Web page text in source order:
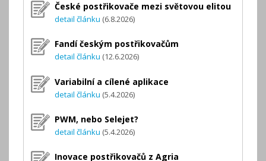
České postřikovače mezi světovou elitou
detail článku (6.8.2026)
Fandí českým postřikovačům
detail článku (12.6.2026)
Variabilní a cílené aplikace
detail článku (5.4.2026)
PWM, nebo Selejet?
detail článku (5.4.2026)
Inovace postřikovačů z Agria